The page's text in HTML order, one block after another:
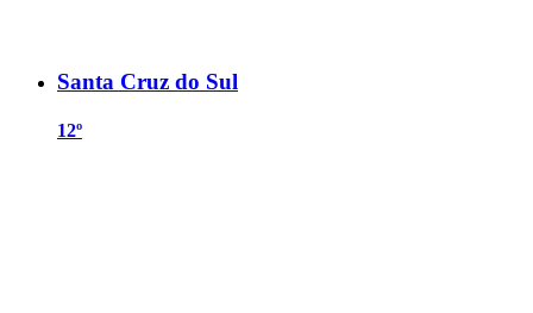
Santa Cruz do Sul
12º